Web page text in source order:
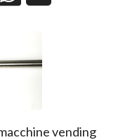
vending